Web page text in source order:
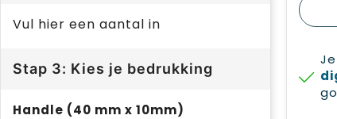
Vul hier een aantal in
Stap 3: Kies je bedrukking
Handle (40 mm x 10mm)